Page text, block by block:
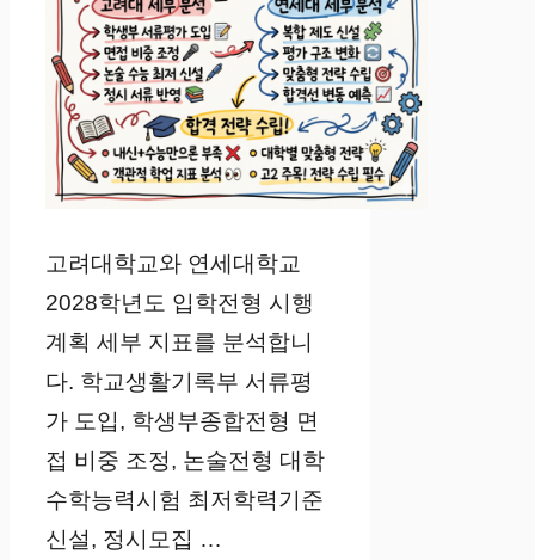
고려대학교와 연세대학교
2028학년도 입학전형 시행
계획 세부 지표를 분석합니
다. 학교생활기록부 서류평
가 도입, 학생부종합전형 면
접 비중 조정, 논술전형 대학
수학능력시험 최저학력기준
신설, 정시모집 …